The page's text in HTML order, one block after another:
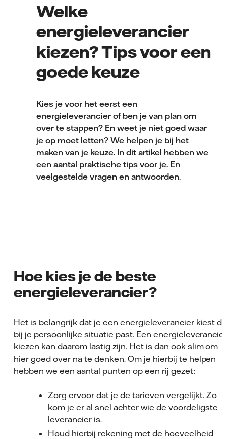
Welke
energieleverancier
kiezen? Tips voor een
goede keuze
Kies je voor het eerst een
energieleverancier of ben je van plan om
over te stappen? En weet je niet goed waar
je op moet letten? We helpen je bij het
maken van je keuze. In dit artikel hebben we
een aantal praktische tips voor je. En
veelgestelde vragen en antwoorden.
Hoe kies je de beste
energieleverancier?
Het is belangrijk dat je een energieleverancier kiest
bij je persoonlijke situatie past. Een
kiezen kan daarom lastig zijn. Het is dan ook slim om
hier goed over na te denken. Om je hierbij te helpen
hebben we een aantal punten op een rij gezet:
Zorg ervoor dat je de tarieven vergelijkt. Zo
kom je er al snel achter wie de voordeligste
leverancier is.
Houd hierbij rekening met de hoeveelheid